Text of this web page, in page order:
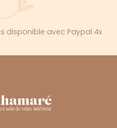
disponible avec Paypal 4x